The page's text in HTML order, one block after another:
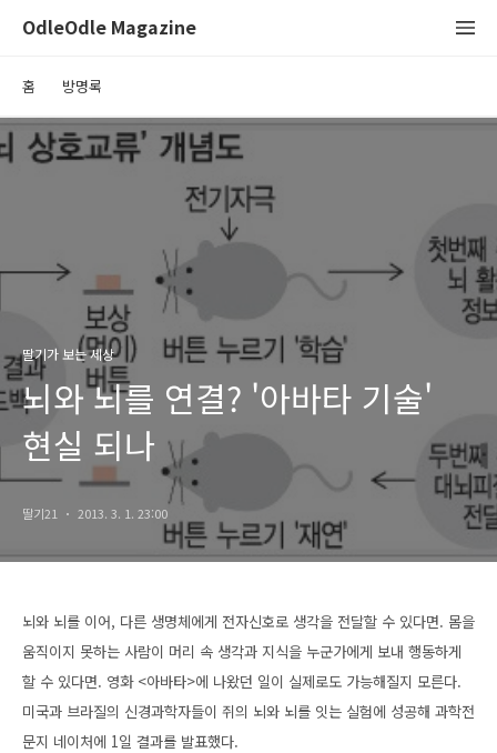
OdleOdle Magazine
홈 방명록
딸기가 보는 세상
뇌와 뇌를 연결? '아바타 기술'
현실 되나
딸기21 2013. 3. 1. 23:00
뇌와 뇌를 이어, 다른 생명체에게 전자신호로 생각을 전달할 수 있다면. 몸을
움직이지 못하는 사람이 머리 속 생각과 지식을 누군가에게 보내 행동하게
할 수 있다면. 영화 <아바타>에 나왔던 일이 실제로도 가능해질지 모른다.
미국과 브라질의 신경과학자들이 쥐의 뇌와 뇌를 잇는 실험에 성공해 과학전
문지 네이처에 1일 결과를 발표했다.